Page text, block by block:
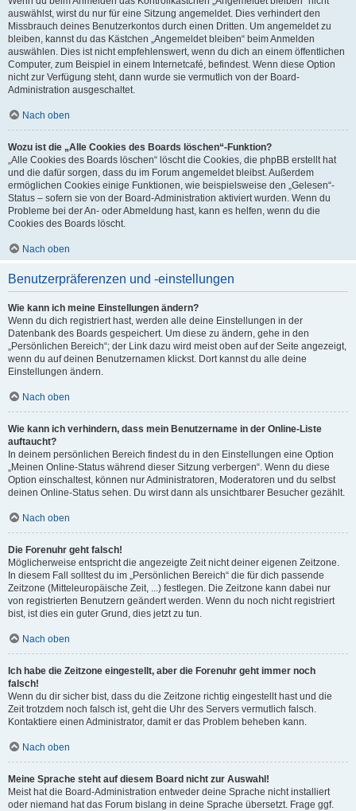
auswählst, wirst du nur für eine Sitzung angemeldet. Dies verhindert den
Missbrauch deines Benutzerkontos durch einen Dritten. Um angemeldet zu
bleiben, kannst du das Kästchen „Angemeldet bleiben“ beim Anmelden
auswählen. Dies ist nicht empfehlenswert, wenn du dich an einem öffentlichen
Computer, zum Beispiel in einem Internetcafé, befindest. Wenn diese Option
nicht zur Verfügung steht, dann wurde sie vermutlich von der Board-
Administration ausgeschaltet.
Nach oben
Wozu ist die „Alle Cookies des Boards löschen“-Funktion?
„Alle Cookies des Boards löschen“ löscht die Cookies, die phpBB erstellt hat
und die dafür sorgen, dass du im Forum angemeldet bleibst. Außerdem
ermöglichen Cookies einige Funktionen, wie beispielsweise den „Gelesen“-
Status – sofern sie von der Board-Administration aktiviert wurden. Wenn du
Probleme bei der An- oder Abmeldung hast, kann es helfen, wenn du die
Cookies des Boards löscht.
Nach oben
Benutzerpräferenzen und -einstellungen
Wie kann ich meine Einstellungen ändern?
Wenn du dich registriert hast, werden alle deine Einstellungen in der
Datenbank des Boards gespeichert. Um diese zu ändern, gehe in den
„Persönlichen Bereich“; der Link dazu wird meist oben auf der Seite angezeigt,
wenn du auf deinen Benutzernamen klickst. Dort kannst du alle deine
Einstellungen ändern.
Nach oben
Wie kann ich verhindern, dass mein Benutzername in der Online-Liste
auftaucht?
In deinem persönlichen Bereich findest du in den Einstellungen eine Option
„Meinen Online-Status während dieser Sitzung verbergen“. Wenn du diese
Option einschaltest, können nur Administratoren, Moderatoren und du selbst
deinen Online-Status sehen. Du wirst dann als unsichtbarer Besucher gezählt.
Nach oben
Die Forenuhr geht falsch!
Möglicherweise entspricht die angezeigte Zeit nicht deiner eigenen Zeitzone.
In diesem Fall solltest du im „Persönlichen Bereich“ die für dich passende
Zeitzone (Mitteleuropäische Zeit, ...) festlegen. Die Zeitzone kann dabei nur
von registrierten Benutzern geändert werden. Wenn du noch nicht registriert
bist, ist dies ein guter Grund, dies jetzt zu tun.
Nach oben
Ich habe die Zeitzone eingestellt, aber die Forenuhr geht immer noch
falsch!
Wenn du dir sicher bist, dass du die Zeitzone richtig eingestellt hast und die
Zeit trotzdem noch falsch ist, geht die Uhr des Servers vermutlich falsch.
Kontaktiere einen Administrator, damit er das Problem beheben kann.
Nach oben
Meine Sprache steht auf diesem Board nicht zur Auswahl!
Meist hat die Board-Administration entweder deine Sprache nicht installiert
oder niemand hat das Forum bislang in deine Sprache übersetzt. Frage ggf.